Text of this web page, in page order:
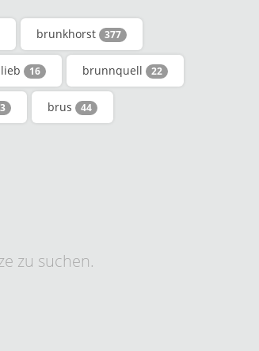
brunkhorst 377
16 brunnquell 22
brus 44
zu suchen.